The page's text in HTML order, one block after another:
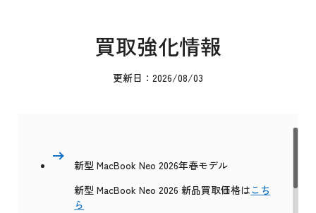
買取強化情報
更新日：2026/08/03
新型 MacBook Neo 2026年春モデル
新型 MacBook Neo 2026 新品買取価格はこち
ら